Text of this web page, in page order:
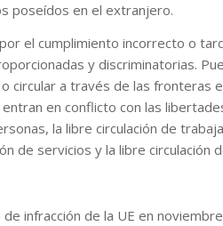
poseídos en el extranjero.
el cumplimiento incorrecto o
y discriminatorias.
circular a través de las fronteras
en conflicto con las
la libre circulación de
de servicios y la libre circulación
infracción de la UE en